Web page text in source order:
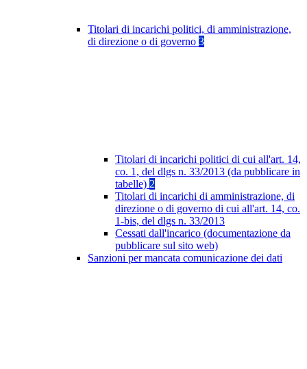
Titolari di incarichi politici, di amministrazione,
di direzione o di governo 3
Titolari di incarichi politici di cui all'art. 14,
co. 1, del dlgs n. 33/2013 (da pubblicare in
tabelle) 2
Titolari di incarichi di amministrazione, di
direzione o di governo di cui all'art. 14, co.
1-bis, del dlgs n. 33/2013
Cessati dall'incarico (documentazione da
pubblicare sul sito web)
Sanzioni per mancata comunicazione dei dati